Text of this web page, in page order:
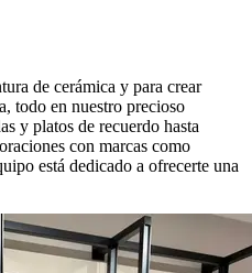
de cerámica y para crear
todo en nuestro precioso
y platos de recuerdo hasta
con marcas como
está dedicado a ofrecerte una